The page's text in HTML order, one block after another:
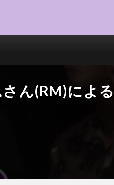
ん(RM)によ